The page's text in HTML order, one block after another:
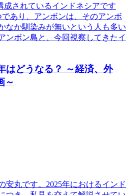
成されているインドネシアです
あり、アンボンは、そのアンボ
なか馴染みが無いという人も多い
ンボン島と、今回視察してきたイ
はどうなる？ ～経済、外
～
安丸です。2025年におけるインド